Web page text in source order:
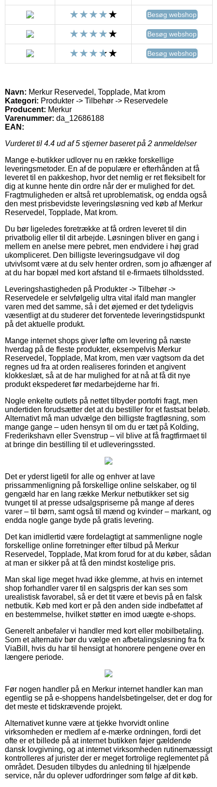
Besøg webshop
Besøg webshop
Besøg webshop
Navn: Merkur Reservedel, Topplade, Mat krom
Kategori: Produkter -> Tilbehør -> Reservedele
Producent: Merkur
Varenummer: da_12686188
EAN:
Vurderet til 4.4 ud af 5 stjerner baseret på 2 anmeldelser
Mange e-butikker udlover nu en række forskellige
leveringsmetoder. En af de populære er efterhånden at få
leveret til en pakkeshop, hvor det nemlig er ret fleksibelt for
dig at kunne hente din ordre når der er mulighed for det.
Fragtmuligheden er altså ret uproblematisk, og endda også
den mest prisbevidste leveringsløsning ved køb af Merkur
Reservedel, Topplade, Mat krom.
Du bør ligeledes foretrække at få ordren leveret til din
privatbolig eller til dit arbejde. Løsningen bliver en gang i
mellem en anelse mere pebret, men endvidere i høj grad
ukompliceret. Den billigste leveringsudgave vil dog
utvivlsomt være at du selv henter ordren, som jo afhænger af
at du har bopæl med kort afstand til e-firmaets tilholdssted.
Leveringshastigheden på Produkter -> Tilbehør ->
Reservedele er selvfølgelig ultra vital ifald man mangler
varen med det samme, så i det øjemed er det tydeligvis
væsentligt at du studerer det forventede leveringstidspunkt
på det aktuelle produkt.
Mange internet shops giver løfte om levering på næste
hverdag på de fleste produkter, eksempelvis Merkur
Reservedel, Topplade, Mat krom, men vær vagtsom da det
regnes ud fra at orden realiseres forinden et angivent
klokkeslæt, så at de har mulighed for at nå at få dit nye
produkt ekspederet før medarbejderne har fri.
Nogle enkelte outlets på nettet tilbyder portofri fragt, men
undertiden forudsætter det at du bestiller for et fastsat beløb.
Alternativt må man udvælge den billigste fragtløsning, som
mange gange – uden hensyn til om du er tæt på Kolding,
Frederikshavn eller Svenstrup – vil blive at få fragtfirmaet til
at bringe din bestilling til et udleveringssted.
Det er yderst ligetil for alle og enhver at lave
prissammenligning på forskellige online selskaber, og til
gengæld har en lang række Merkur netbutikker set sig
tvunget til at presse udsalgspriserne på mange af deres
varer – til børn, samt også til mænd og kvinder – markant, og
endda nogle gange byde på gratis levering.
Det kan imidlertid være fordelagtigt at sammenligne nogle
forskellige online forretninger efter tilbud på Merkur
Reservedel, Topplade, Mat krom forud for at du køber, sådan
at man er sikker på at få den mindst kostelige pris.
Man skal lige meget hvad ikke glemme, at hvis en internet
shop forhandler varer til en salgspris der kan ses som
urealistisk favorabel, så er det tit være et bevis på en falsk
netbutik. Køb med kort er på den anden side indbefattet af
en bestemmelse, hvilket støtter en imod uægte e-shops.
Generelt anbefaler vi handler med kort eller mobilbetaling.
Som et alternativ bør du vælge en afbetalingsløsning fra fx
ViaBill, hvis du har til hensigt at honorere pengene over en
længere periode.
Før nogen handler på en Merkur internet handler kan man
egentlig se på e-shoppens handelsbetingelser, det er dog for
det meste et tidskrævende projekt.
Alternativet kunne være at tjekke hvorvidt online
virksomheden er medlem af e-mærke ordningen, fordi det
ofte er et billede på at internet butikken føjer gældende
dansk lovgivning, og at internet virksomheden rutinemæssigt
kontrolleres af jurister der er meget fortrolige reglementet på
området. Desuden tilbydes du anledning til hjælpende
service, når du oplever udfordringer som følge af dit køb.